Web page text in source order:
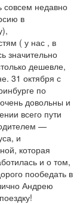
недавно
в
( у нас , в
значительно
дешевле,
31 октября с
по
довольны и
всего пути
—
и
которая
и о том,
пообедать в
Андрею